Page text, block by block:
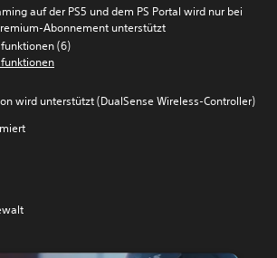
auf der PS5 und dem PS Portal wird nur bei
Abonnement unterstützt
(6)
wird unterstützt (DualSense Wireless-Controller)